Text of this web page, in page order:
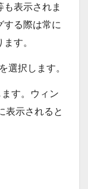
表示されま
する際は常に
す。
選択します。
す。ウィン
表示されると